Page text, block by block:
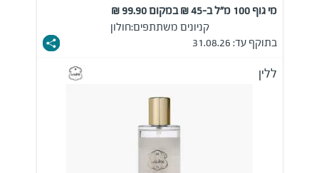
מי גוף 100 מ"ל ב-45 ₪ במקום 99.90 ₪
קניונים משתתפים:חולון
בתוקף עד: 31.08.26
ללין